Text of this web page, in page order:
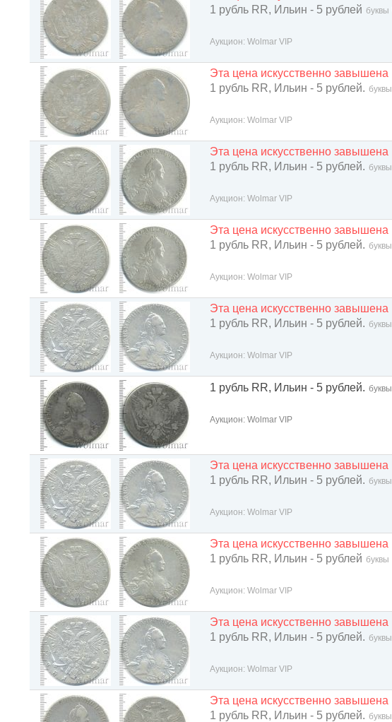
1 рубль RR, Ильин - 5 рублей буквы
Аукцион: Wolmar VIP
Эта цена искусственно завышена
1 рубль RR, Ильин - 5 рублей. буквы
Аукцион: Wolmar VIP
Эта цена искусственно завышена
1 рубль RR, Ильин - 5 рублей. буквы
Аукцион: Wolmar VIP
Эта цена искусственно завышена
1 рубль RR, Ильин - 5 рублей. буквы
Аукцион: Wolmar VIP
Эта цена искусственно завышена
1 рубль RR, Ильин - 5 рублей. буквы
Аукцион: Wolmar VIP
1 рубль RR, Ильин - 5 рублей. буквы
Аукцион: Wolmar VIP
Эта цена искусственно завышена
1 рубль RR, Ильин - 5 рублей. буквы
Аукцион: Wolmar VIP
Эта цена искусственно завышена
1 рубль RR, Ильин - 5 рублей буквы
Аукцион: Wolmar VIP
Эта цена искусственно завышена
1 рубль RR, Ильин - 5 рублей. буквы
Аукцион: Wolmar VIP
Эта цена искусственно завышена
1 рубль RR, Ильин - 5 рублей. буквы